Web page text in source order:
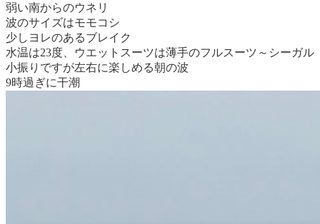
弱い南からのウネリ
波のサイズはモモコシ
少しヨレのあるブレイク
水温は23度、ウエットスーツは薄手のフルスーツ～シーガル
小振りですが左右に楽しめる朝の波
9時過ぎに干潮